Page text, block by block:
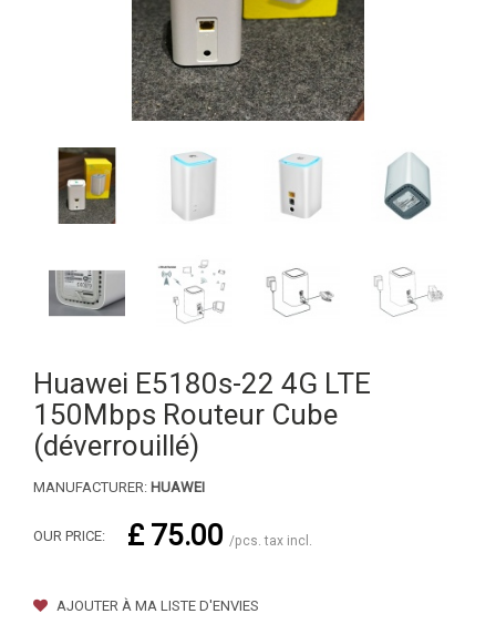
Huawei E5180s-22 4G LTE
150Mbps Routeur Cube
(déverrouillé)
MANUFACTURER: HUAWEI
OUR PRICE: £ 75.00 /pcs. tax incl.
AJOUTER À MA LISTE D'ENVIES